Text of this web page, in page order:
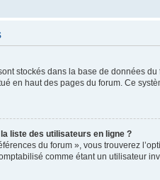
stockés dans la base de données
en haut des pages du forum. Ce
liste des utilisateurs en ligne ?
du forum », vous trouverez
comme étant un utilisateur